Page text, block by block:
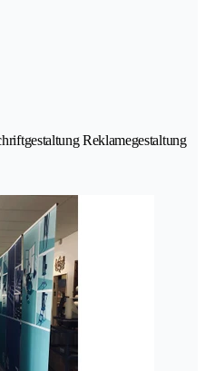
Reklamegestaltung